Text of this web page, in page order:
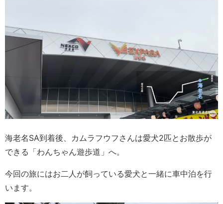
海老名SA到着後、カムラフウフさんは愛犬2匹とお散歩が
できる「わんちゃん遊歩道」へ。
今回の旅にはお二人が飼っている愛犬と一緒に車中泊を行
います。